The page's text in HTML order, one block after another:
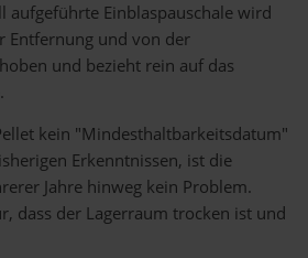
aufgeführte Einblaspauschale wird
Entfernung und von der
und bezieht rein auf das
kein "Mindesthaltbarkeitsdatum"
Erkenntnissen, ist die
Jahre hinweg kein Problem.
dass der Lagerraum trocken ist und